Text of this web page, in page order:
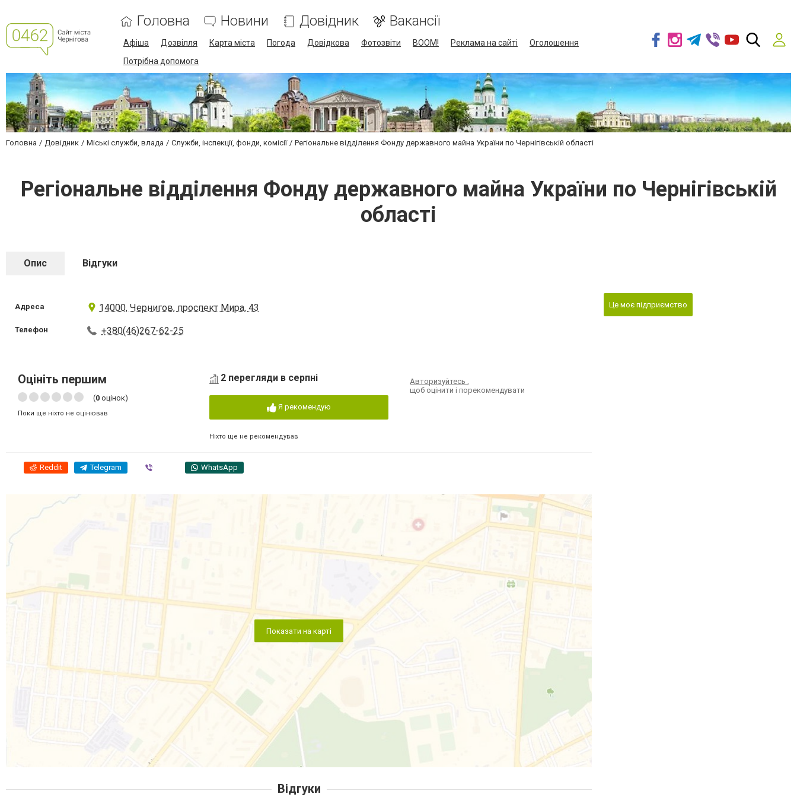
Головна Новини Довідник Вакансії
Афіша Дозвілля Карта міста Погода Довідкова Фотозвіти BOOM! Реклама на сайті
Оголошення
Потрібна допомога
Головна Довідник Міські служби, влада Служби, інспекції, фонди, комісії Регіональне відділення Фонду державного майна України по Чернігівській області
Регіональне відділення Фонду державного майна України по Чернігівській
області
Опис Відгуки
Адреса 14000, Чернигов, проспект Мира, 43
Телефон +380(46)267-62-25
Оцініть першим
(0 оцінок)
Поки ще ніхто не оцінював
2 перегляди в серпні
Я рекомендую
Ніхто ще не рекомендував
Авторизуйтесь,
щоб оцінити і порекомендувати
Reddit Telegram WhatsApp
Показати на карті
Це моє підприємство
Відгуки